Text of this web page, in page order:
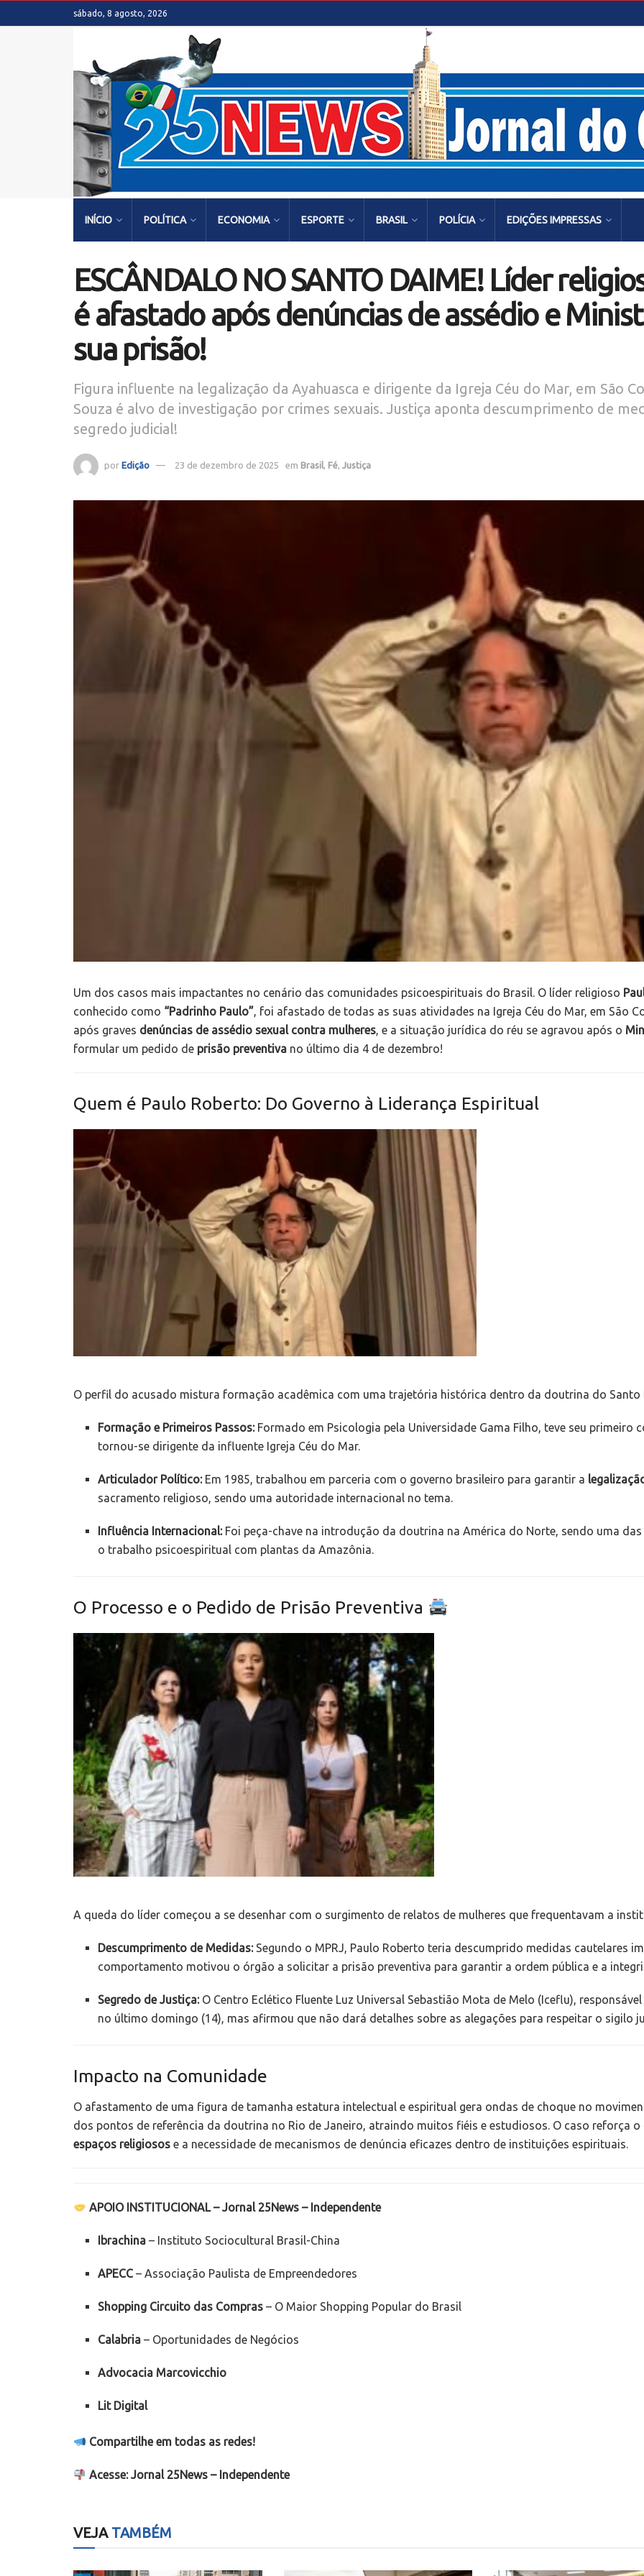
sábado, 8 agosto, 2026
INÍCIO POLÍTICA ECONOMIA ESPORTE BRASIL POLÍCIA EDIÇÕES IMPRESSAS
ESCÂNDALO NO SANTO DAIME! Líder
é afastado após denúncias de assédio e
sua prisão!
Figura influente na legalização da Ayahuasca e dirigente da Igreja Céu do Mar, em São
Souza é alvo de investigação por crimes sexuais. Justiça aponta descumprimento de
segredo judicial!
por Edição 23 de dezembro de 2025 em Brasil Fé Justiça
Um dos casos mais impactantes no cenário das comunidades psicoespirituais do Brasil. O líder religioso
conhecido como “Padrinho Paulo”, foi afastado de todas as suas atividades na Igreja Céu do Mar, em São
após graves denúncias de assédio sexual contra mulheres, e a situação jurídica do réu se agravou após o
formular um pedido de prisão preventiva no último dia 4 de dezembro!
Quem é Paulo Roberto: Do Governo à Liderança Espiritual
O perfil do acusado mistura formação acadêmica com uma trajetória histórica dentro da doutrina do Santo
Formação e Primeiros Passos:Formado em Psicologia pela Universidade Gama Filho, teve seu primeiro
tornou-se dirigente da influente Igreja Céu do Mar.
Articulador Político:Em 1985, trabalhou em parceria com o governo brasileiro para garantir a
sacramento religioso, sendo uma autoridade internacional no tema.
Influência Internacional:Foi peça-chave na introdução da doutrina na América do Norte, sendo uma
o trabalho psicoespiritual com plantas da Amazônia.
O Processo e o Pedido de Prisão Preventiva
A queda do líder começou a se desenhar com o surgimento de relatos de mulheres que frequentavam a
Descumprimento de Medidas:Segundo o MPRJ, Paulo Roberto teria descumprido medidas cautelares
comportamento motivou o órgão a solicitar a prisão preventiva para garantir a ordem pública e a
Segredo de Justiça:O Centro Eclético Fluente Luz Universal Sebastião Mota de Melo (Iceflu),
no último domingo (14), mas afirmou que não dará detalhes sobre as alegações para respeitar o sigilo
Impacto na Comunidade
O afastamento de uma figura de tamanha estatura intelectual e espiritual gera ondas de choque no
dos pontos de referência da doutrina no Rio de Janeiro, atraindo muitos fiéis e estudiosos. O caso reforça o
espaços religiosos e a necessidade de mecanismos de denúncia eficazes dentro de instituições espirituais.
APOIO INSTITUCIONAL – Jornal 25News – Independente
Ibrachina – Instituto Sociocultural Brasil-China
APECC – Associação Paulista de Empreendedores
Shopping Circuito das Compras – O Maior Shopping Popular do Brasil
Calabria – Oportunidades de Negócios
Advocacia Marcovicchio
Lit Digital
Compartilhe em todas as redes!
Acesse: Jornal 25News – Independente
VEJATAMBÉM